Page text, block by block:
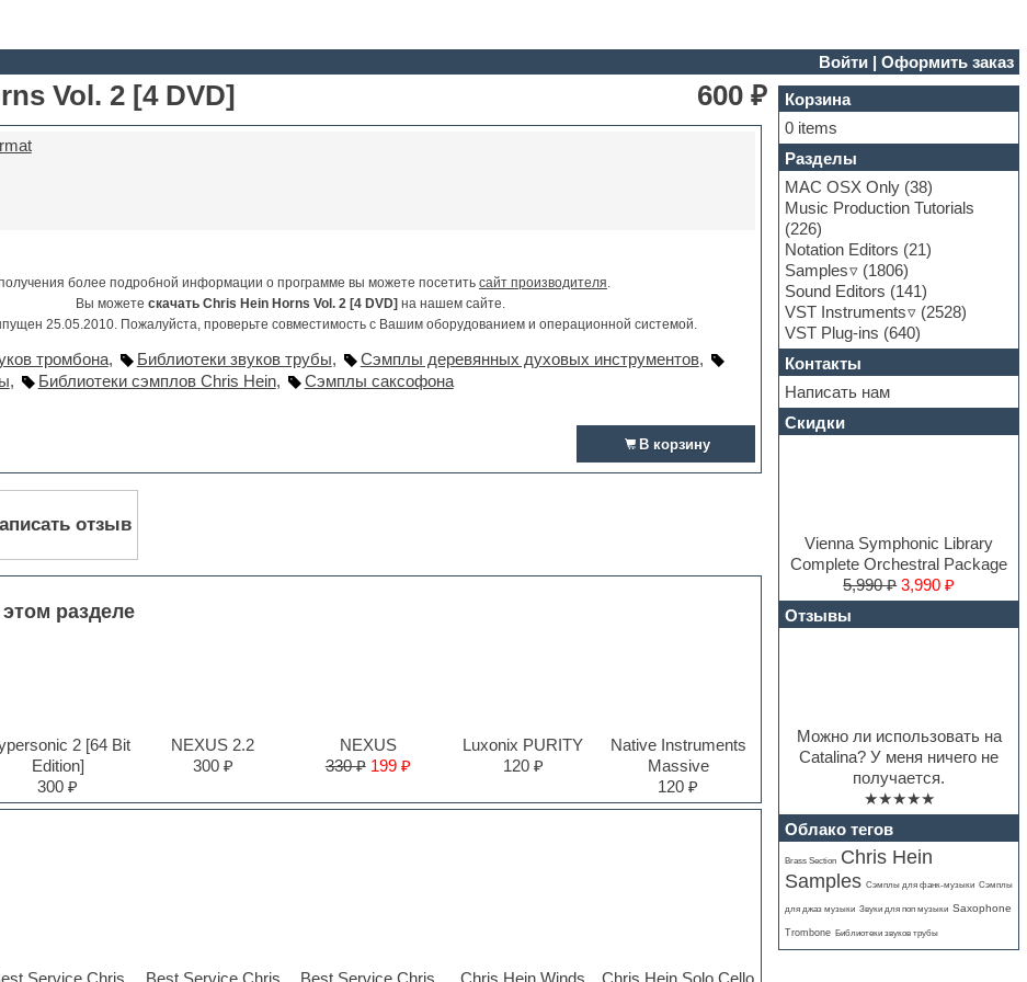
Войти |Оформить заказ
Vol. 2 [4 DVD] 600 ₽
более подробной информации о программе вы можете посетить сайт производителя.
Вы можете скачать Chris Hein Horns Vol. 2 [4 DVD] на нашем сайте.
25.05.2010. Пожалуйста, проверьте совместимость с Вашим оборудованием и операционной системой.
тромбона, Библиотеки звуков трубы, Сэмплы деревянных духовых инструментов,
, Библиотеки сэмплов Chris Hein, Сэмплы саксофона
В корзину
отзыв
разделе
2 [64 Bit
Edition]
300 ₽
NEXUS 2.2
300 ₽
NEXUS
330 ₽ 199 ₽
Luxonix PURITY
120 ₽
Native Instruments
Massive
120 ₽
Service Chris Best Service Chris Best Service Chris Chris Hein Winds Chris Hein Solo Cello
Корзина
0 items
Разделы
MAC OSX Only (38)
Music Production Tutorials
(226)
Notation Editors (21)
Samples
(1806)
Sound Editors (141)
VST Instruments
(2528)
VST Plug-ins (640)
Контакты
Написать нам
Скидки
Vienna Symphonic Library
Complete Orchestral Package
5,990 ₽ 3,990 ₽
Отзывы
Можно ли использовать на
Catalina? У меня ничего не
получается.
★★★★★
Облако тегов
Brass Section Chris Hein
Samples Сэмплы для фанк-музыки Сэмплы
для джаз музыки Звуки для поп музыки Saxophone
Trombone Библиотеки звуков трубы